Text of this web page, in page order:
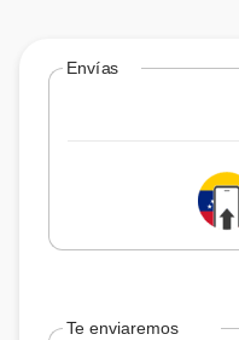
Envías
Te enviaremos